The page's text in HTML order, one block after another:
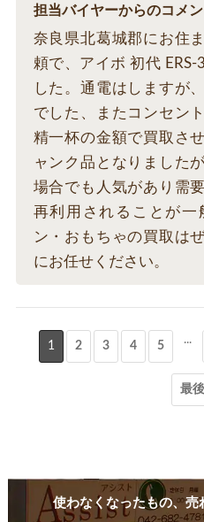
担当バイヤーからのコメン
奈良県北葛城郡にお住
頼で、アイボ 初代
した。通電はしますが
でした、またコンセン
精一杯の金額で買取さ
ャンク品となりました
場合でも人気があり需
再利用されることが一
ン・おもちゃの買取は
にお任せください。
1 2 3 4 5 ...
最
使わなくなったもの、